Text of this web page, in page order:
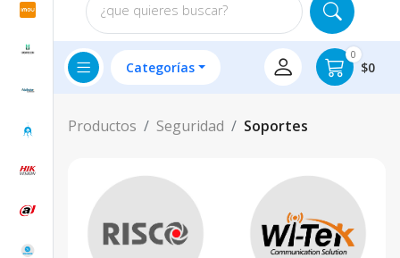
¿que quieres buscar?
Categorías
0
$0
Productos Seguridad Soportes